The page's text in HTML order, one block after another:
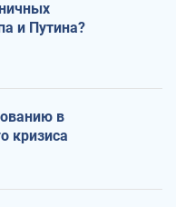
и Путина?
в
кризиса